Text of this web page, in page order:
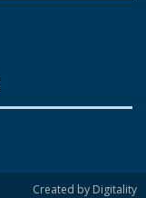
Created by Digitality